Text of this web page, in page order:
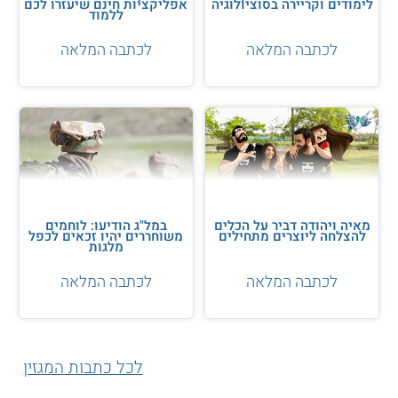
הברית שפת תכנות בשם BASIC. הרעיון היה ליצור שפה שקל
שפת BASIC אולי התחילה בקטן, אבל הייתה גורם משמעותי
בפיתוח של מיקרוסופט, שהיום נחשבת לחברת התוכנה הגדולה
ביותר בעולם. חברת מיקרוסופט הוקמה בשנת 1975 על ידי שני
סטודנטים צעירים וחובבימחשבים– ביל גייטס ופול אלן. גייטס
ואלן שאפו לפתח תוכנה לקריאת שפת BASIC שתעבוד על מעבדי
של שנות השבעים, וקידם אותנו על עבר המחשב הביתי.
היום שפת בייסיק אולי לא נמצאת בשימוש רחב, אבל מיקרוסופט
בהחלט מוכרת לכולנו, כשהיא נכללת בין חמש חברות הטכנולוגיה
הגדולות ביותר בארצות הברית (המכונות גם "ביג טק"), עם מכירות
טריליון דולרים.
לימודים וקריירה בסוציולוגיה
לכתבה המלאה
אפליקציות חינם שיעזרו לכם
ללמוד
לכתבה המלאה
מאיה ויהודה דביר על הכלים
להצלחה ליוצרים מתחילים
לכתבה המלאה
במל"ג הודיעו: לוחמים
משוחררים יהיו זכאים לכפל
מלגות
לכתבה המלאה
לכל כתבות המגזין